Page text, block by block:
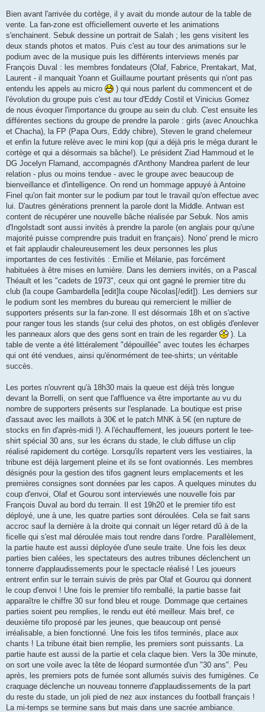
Bien avant l'arrivée du cortège, il y avait du monde autour de la table de
vente. La fan-zone est officiellement ouverte et les animations
s'enchainent. Sebuk dessine un portrait de Salah ; les gens visitent les
deux stands photos et matos. Puis c'est au tour des animations sur le
podium avec de la musique puis les différents interviews menés par
François Duval : les membres fondateurs (Olaf, Fabrice, Prentakart, Mat,
Laurent - il manquait Yoann et Guillaume pourtant présents qui n'ont pas
entendu les appels au micro
) qui nous parlent du commencent et de
l'évolution du groupe puis c'est au tour d'Eddy Costil et Vinicius Gomez
de nous évoquer l'importance du groupe au sein du club. C'est ensuite les
différentes sections du groupe de prendre la parole : girls (avec Anouchka
et Chacha), la FP (Papa Ours, Eddy chibre), Steven le grand chelemeur
et enfin la future relève avec le mini kop (qui a déjà pris le méga durant le
cortège et qui a désormais sa bâche!). Le président Ziad Hammoud et le
DG Jocelyn Flamand, accompagnés d'Anthony Mandrea parlent de leur
relation - plus ou moins tendue - avec le groupe avec beaucoup de
bienveillance et d'intelligence. On rend un hommage appuyé à Antoine
Finel qu'on fait monter sur le podium par tout le travail qu'on effectue avec
lui. D'autres générations prennent la parole dont la Middle. Antwan est
content de récupérer une nouvelle bâche réalisée par Sebuk. Nos amis
d'Ingolstadt sont aussi invités à prendre la parole (en anglais pour qu'une
majorité puisse comprendre puis traduit en français). Nono' prend le micro
et fait applaudir chaleureusement les deux personnes les plus
importantes de ces festivités : Emilie et Mélanie, pas forcément
habituées à être mises en lumière. Dans les derniers invités, on a Pascal
Théault et les "cadets de 1973", ceux qui ont gagné le premier titre du
club (la coupe Gambardella [edit]la coupe Nicolas[/edit]). Les derniers sur
le podium sont les membres du bureau qui remercient le millier de
supporters présents sur la fan-zone. Il est désormais 18h et on s'active
pour ranger tous les stands (sur celui des photos, on est obligés d'enlever
les panneaux alors que des gens sont en train de les regarder
). La
table de vente a été littéralement "dépouillée" avec toutes les écharpes
qui ont été vendues, ainsi qu'énormément de tee-shirts; un véritable
succès.
Les portes n'ouvrent qu'à 18h30 mais la queue est déjà très longue
devant la Borrelli, on sent que l'affluence va être importante au vu du
nombre de supporters présents sur l'esplanade. La boutique est prise
d'assaut avec les maillots à 30€ et le patch MNK à 5€ (en rupture de
stocks en fin d'après-midi !). A l'échauffement, les joueurs portent le tee-
shirt spécial 30 ans, sur les écrans du stade, le club diffuse un clip
réalisé rapidement du cortège. Lorsqu'ils repartent vers les vestiaires, la
tribune est déjà largement pleine et ils se font ovationnés. Les membres
désignés pour la gestion des tifos gagnent leurs emplacements et les
premières consignes sont données par les capos. A quelques minutes du
coup d'envoi, Olaf et Gourou sont interviewés une nouvelle fois par
François Duval au bord du terrain. Il est 19h20 et le premier tifo est
déployé, une à une, les quatre parties sont déroulées. Cela se fait sans
accroc sauf la dernière à la droite qui connait un léger retard dû à de la
ficelle qui s'est mal déroulée mais tout rendre dans l'ordre. Parallèlement,
la partie haute est aussi déployée d'une seule traite. Une fois les deux
parties bien calées, les spectateurs des autres tribunes déclenchent un
tonnerre d'applaudissements pour le spectacle réalisé ! Les joueurs
entrent enfin sur le terrain suivis de près par Olaf et Gourou qui donnent
le coup d'envoi ! Une fois le premier tifo remballé, la partie basse fait
apparaître le chiffre 30 sur fond bleu et rouge. Dommage que certaines
parties soient peu remplies, le rendu eut été meilleur. Mais bref, ce
deuxième tifo proposé par les jeunes, que beaucoup ont pensé
irréalisable, a bien fonctionné. Une fois les tifos terminés, place aux
chants ! La tribune était bien remplie, les premiers sont puissants. La
partie haute est aussi de la partie et cela claque bien. Vers la 30e minute,
on sort une voile avec la tête de léopard surmontée d'un "30 ans". Peu
après, les premiers pots de fumée sont allumés suivis des fumigènes. Ce
craquage déclenche un nouveau tonnerre d'applaudissements de la part
du reste du stade, un joli pied de nez aux instances du football français !
La mi-temps se termine sans but mais dans une sacrée ambiance.